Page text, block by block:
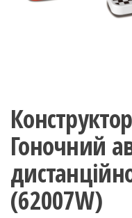
Гоночний
(62007W)